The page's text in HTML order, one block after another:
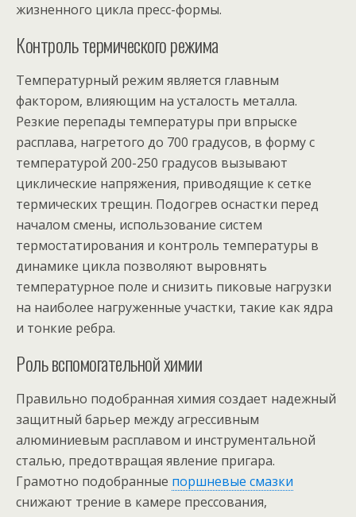
жизненного цикла пресс-формы.
Контроль термического режима
Температурный режим является главным
фактором, влияющим на усталость металла.
Резкие перепады температуры при впрыске
расплава, нагретого до 700 градусов, в форму с
температурой 200-250 градусов вызывают
циклические напряжения, приводящие к сетке
термических трещин. Подогрев оснастки перед
началом смены, использование систем
термостатирования и контроль температуры в
динамике цикла позволяют выровнять
температурное поле и снизить пиковые нагрузки
на наиболее нагруженные участки, такие как ядра
и тонкие ребра.
Роль вспомогательной химии
Правильно подобранная химия создает надежный
защитный барьер между агрессивным
алюминиевым расплавом и инструментальной
сталью, предотвращая явление пригара.
Грамотно подобранные поршневые смазки
снижают трение в камере прессования,